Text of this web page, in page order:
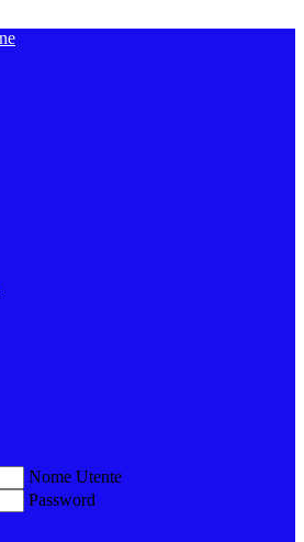
Nome Utente
Password